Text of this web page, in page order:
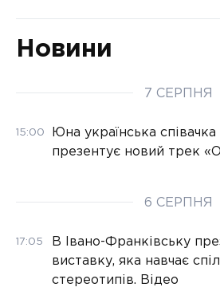
Новини
7 СЕРПНЯ
15:00
Юна українська
презентує новий трек
6 СЕРПНЯ
17:05
В Івано-Франківську
виставку, яка навчає
стереотипів. Відео